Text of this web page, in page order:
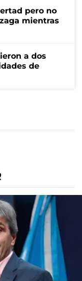
pero no
mientras
a dos
de